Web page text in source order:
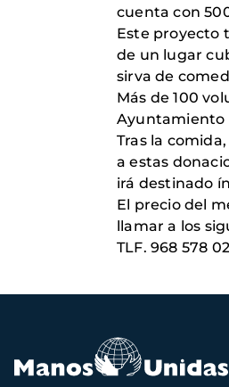
cuenta con
Este proyecto
de un lugar
sirva de
Más de 100
Ayuntamiento
Tras la
a estas
irá destinado
El precio del
llamar a los
TLF. 968 578